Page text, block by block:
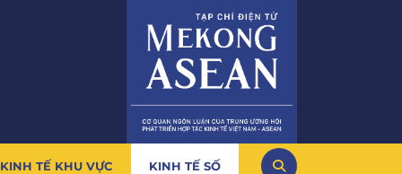
KINH TẾ KHU VỰC KINH TẾ SỐ